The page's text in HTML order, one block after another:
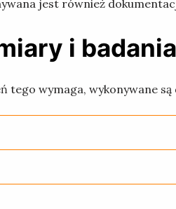
jest również
i
tego wymaga, wykonywane